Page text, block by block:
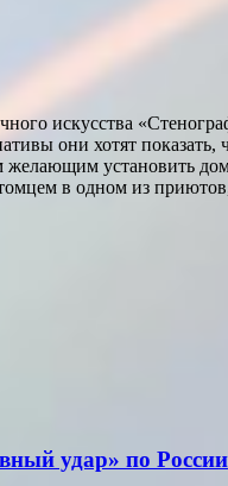
искусства
они хотят показать,
желающим установить
в одном из
удар» по России